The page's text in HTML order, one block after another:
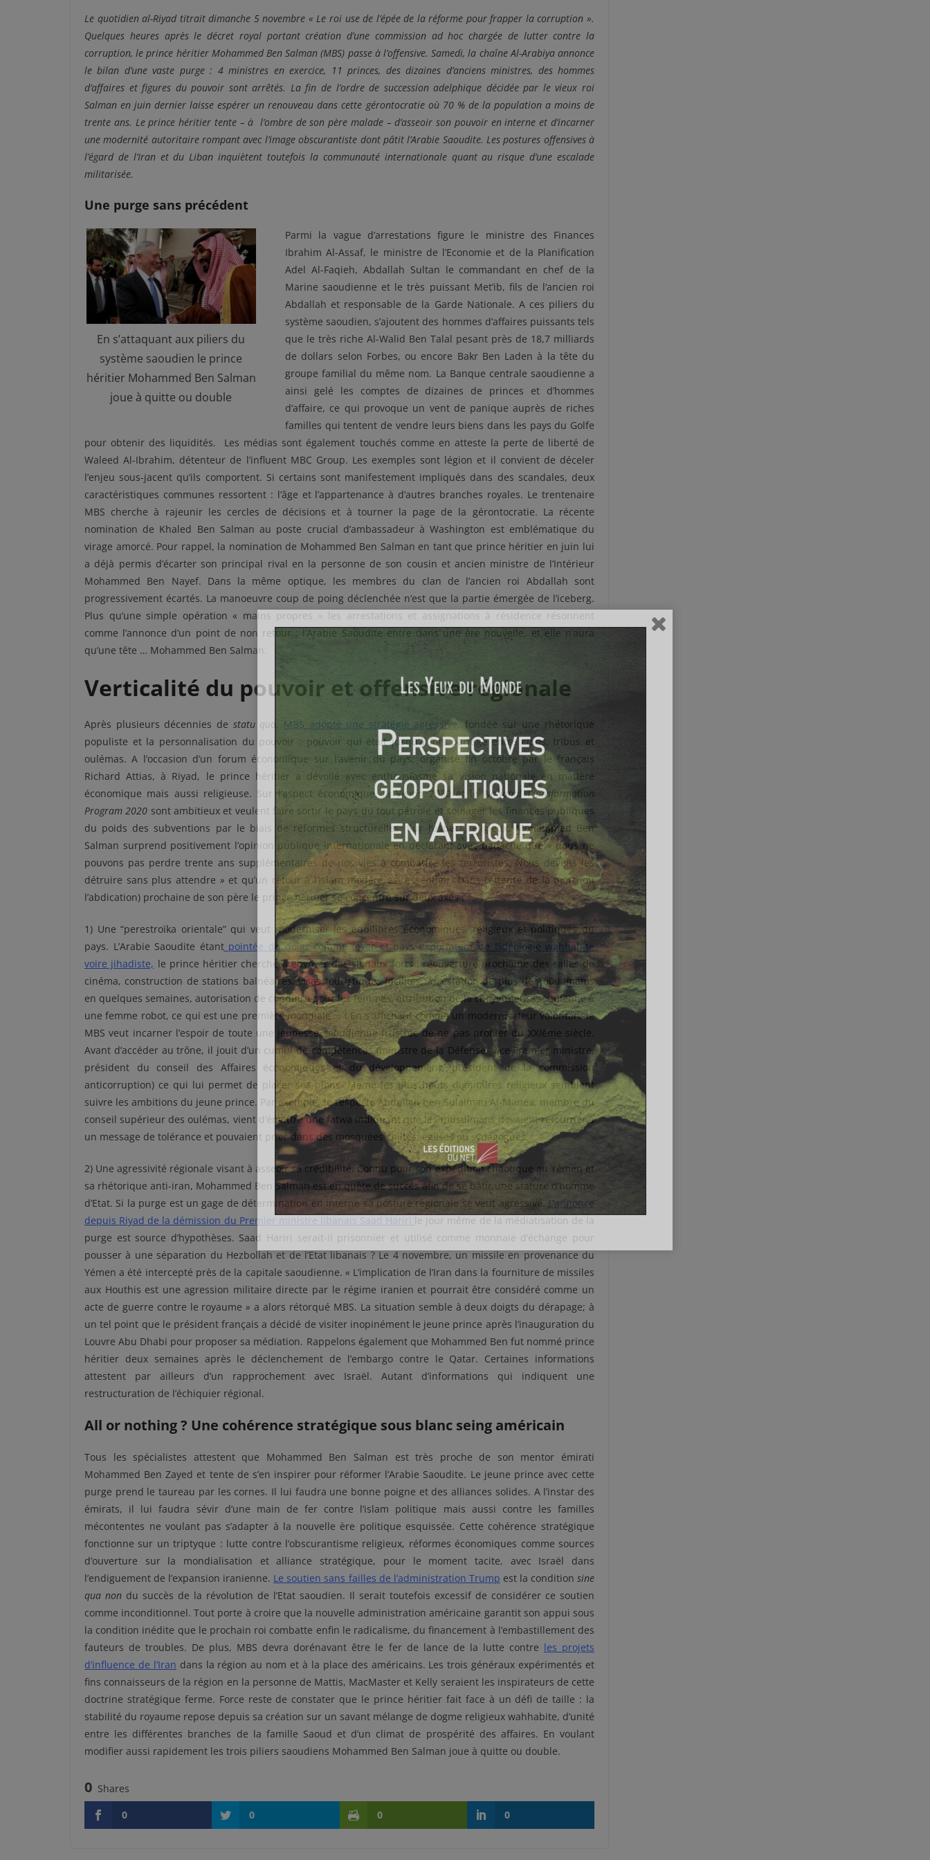
Le quotidien al-Riyad titrait dimanche 5 novembre « Le roi use de l’épée de la réforme pour frapper la corruption ».
Quelques heures après le décret royal portant création d’une commission ad hocchargée de lutter contre la
corruption, le prince héritier Mohammed Ben Salman (MBS) passe à l’offensive. Samedi, la chaîne Al-Arabiya annonce
le bilan d’une vaste purge : 4 ministres en exercice, 11 princes, des dizaines d’anciens ministres, des hommes
d’affaires et figures du pouvoir sont arrêtés. La fin de l’ordre de succession adelphique décidée par le vieux roi
Salman en juin dernier laisse espérer un renouveau dans cette gérontocratie où 70 % de la population a moins de
trente ans. Le prince héritier tente – à l’ombre de son père malade – d’asseoir son pouvoir en interne et d’incarner
une modernité autoritaire rompant avec l’image obscurantiste dont pâtit l’Arabie Saoudite. Les postures offensives à
l’égard de l’Iran et du Liban inquiètent toutefois la communauté internationale quant au risque d’une escalade
militarisée.
Une purge sans précédent
En s’attaquant aux piliers du
système saoudien le prince
héritier Mohammed Ben Salman
joue à quitte ou double
Parmi la vague d’arrestations figure le ministre des Finances
Ibrahim Al-Assaf, le ministre de l’Economie et de la Planification
Adel Al-Faqieh, Abdallah Sultan le commandant en chef de la
Marine saoudienne et le très puissant Met’ib, fils de l’ancien roi
Abdallah et responsable de la Garde Nationale. A ces piliers du
système saoudien, s’ajoutent des hommes d’affaires puissants tels
que le très riche Al-Walid Ben Talal pesant près de 18,7 milliards
de dollars selon Forbes, ou encore Bakr Ben Laden à la tête du
groupe familial du même nom. La Banque centrale saoudienne a
ainsi gelé les comptes de dizaines de princes et d’hommes
d’affaire, ce qui provoque un vent de panique auprès de riches
familles qui tentent de vendre leurs biens dans les pays du Golfe
pour obtenir des liquidités. Les médias sont également touchés comme en atteste la perte de liberté de
Waleed Al-Ibrahim, détenteur de l’influent MBC Group. Les exemples sont légion et il convient de déceler
l’enjeu sous-jacent qu’ils comportent. Si certains sont manifestement impliqués dans des scandales, deux
caractéristiques communes ressortent : l’âge et l’appartenance à d’autres branches royales. Le trentenaire
MBS cherche à rajeunir les cercles de décisions et à tourner la page de la gérontocratie. La récente
nomination de Khaled Ben Salman au poste crucial d’ambassadeur à Washington est emblématique du
virage amorcé. Pour rappel, la nomination de Mohammed Ben Salman en tant que prince héritier en juin lui
a déjà permis d’écarter son principal rival en la personne de son cousin et ancien ministre de l’Intérieur
Mohammed Ben Nayef. Dans la même optique, les membres du clan de l’ancien roi Abdallah sont
progressivement écartés. La manoeuvre coup de poing déclenchée n’est que la partie émergée de l’iceberg.
Plus qu’une simple opération « mains propres » les arrestations et assignations à résidence résonnent
comme l’annonce d’un point de non retour : l’Arabie Saoudite entre dans une ère nouvelle, et elle n’aura
qu’une tête … Mohammed Ben Salman.
Verticalité du pouvoir et offensive régionale
Après plusieurs décennies de statu quo, MBS adopte une stratégie agressive,fondée sur une rhétorique
populiste et la personnalisation du pouvoir ; pouvoir qui était jusqu’à lors partagé entre clans, tribus et
oulémas. A l’occasion d’un forum économique sur l’avenir du pays, organisé fin octobre par le français
Richard Attias, à Riyad, le prince héritier a dévoilé avec enthousiasme sa vision nationale en matière
économique mais aussi religieuse. Sur l’aspect économique, la Vision 2030 et leNational Transformation
Program 2020 sont ambitieux et veulent faire sortir le pays du tout pétrole et soulager les finances publiques
du poids des subventions par le biais de réformes structurelles. Sur l’aspect religieux, Mohammed Ben
Salman surprend positivement l’opinion publique internationale en déclarant avec panache que«nous ne
pouvons pas perdre trente ans supplémentaires de nos vies à combattre les terroristes. Nous devons les
détruire sans plus attendre » et qu’un retour à l’Islam modéré est essentiel. Dans l’attente de la mort (ou
l’abdication) prochaine de son père le prince héritier se concentre sur deux axes :
1) Une “perestroïka orientale” qui veut moderniser les équilibres économiques, religieux et politiques du
pays. L’Arabie Saoudite étantpointée du doigt comme foyer et pays exportateur de l’idéologie wahhabite
voire jihadiste, le prince héritier cherche à envoyer des signaux forts : réouverture prochaine des salles de
cinéma, construction de stations balnéaires, visas touristiques facilités, arrestation de plus de 1000 imams
en quelques semaines, autorisation de conduire pour les femmes, attribution de la citoyenneté saoudienne à
une femme robot, ce qui est une première mondiale … ! En s’affichant comme un modernisateur volontariste
MBS veut incarner l’espoir de toute une jeunesse saoudienne frustrée de ne pas profiter du XXIème siècle.
Avant d’accéder au trône, il jouit d’un cumul de compétences (ministre de la Défense, vice Premier ministre,
président du conseil des Affaires économiques et du développement, président de la commission
anticorruption) ce qui lui permet de placer ses pions. Même les plus hauts dignitaires religieux semblent
suivre les ambitions du jeune prince. Par exemple, le respecté Abdullah ben Sulaiman Al-Manea, membre du
conseil supérieur des oulémas, vient d’émettre une fatwa indiquant que les musulmans devaient retourner à
un message de tolérance et pouvaient prier dans des mosquées chiites, églises ou synagogues.
2) Une agressivité régionale visant à asseoir sa crédibilité. Connu pour son expédition chaotique au Yémen et
sa rhétorique anti-iran, Mohammed Ben Salman est en quête de succès afin de se bâtir une stature d’homme
d’Etat. Si la purge est un gage de détermination en interne sa posture régionale se veut agressive. L’annonce
depuis Riyad de la démission du Premier ministre libanais Saad Hariri le jour même de la médiatisation de la
purge est source d’hypothèses. Saad Hariri serait-il prisonnier et utilisé comme monnaie d’échange pour
pousser à une séparation du Hezbollah et de l’Etat libanais ? Le 4 novembre, un missile en provenance du
Yémen a été intercepté près de la capitale saoudienne. « L’implication de l’Iran dans la fourniture de missiles
aux Houthis est une agression militaire directe par le régime iranien et pourrait être considéré comme un
acte de guerre contre le royaume»a alors rétorqué MBS. La situation semble à deux doigts du dérapage; à
un tel point que le président français a décidé de visiter inopinément le jeune prince après l’inauguration du
Louvre Abu Dhabi pour proposer sa médiation. Rappelons également que Mohammed Ben fut nommé prince
héritier deux semaines après le déclenchement de l’embargo contre le Qatar. Certaines informations
attestent par ailleurs d’un rapprochement avec Israël. Autant d’informations qui indiquent une
restructuration de l’échiquier régional.
All or nothing ? Une cohérence stratégique sous blanc seing américain
Tous les spécialistes attestent que Mohammed Ben Salman est très proche de son mentor émirati
Mohammed Ben Zayed et tente de s’en inspirer pour réformer l’Arabie Saoudite. Le jeune prince avec cette
purge prend le taureau par les cornes. Il lui faudra une bonne poigne et des alliances solides. A l’instar des
émirats, il lui faudra sévir d’une main de fer contre l’islam politique mais aussi contre les familles
mécontentes ne voulant pas s’adapter à la nouvelle ère politique esquissée. Cette cohérence stratégique
fonctionne sur un triptyque : lutte contre l’obscurantisme religieux, réformes économiques comme sources
d’ouverture sur la mondialisation et alliance stratégique, pour le moment tacite, avec Israël dans
l’endiguement de l’expansion iranienne. Le soutien sans failles de l’administration Trump est la conditionsine
qua non du succès de la révolution de l’Etat saoudien. Il serait toutefois excessif de considérer ce soutien
comme inconditionnel. Tout porte à croire que la nouvelle administration américaine garantit son appui sous
la condition inédite que le prochain roi combatte enfin le radicalisme, du financement à l’embastillement des
fauteurs de troubles. De plus, MBS devra dorénavant être le fer de lance de la lutte contre les projets
d’influence de l’Iran dans la région au nom et à la place des américains. Les trois généraux expérimentés et
fins connaisseurs de la région en la personne de Mattis, MacMaster et Kelly seraient les inspirateurs de cette
doctrine stratégique ferme. Force reste de constater que le prince héritier fait face à un défi de taille : la
stabilité du royaume repose depuis sa création sur un savant mélange de dogme religieux wahhabite, d’unité
entre les différentes branches de la famille Saoud et d’un climat de prospérité des affaires. En voulant
modifier aussi rapidement les trois piliers saoudiens Mohammed Ben Salman joue à quitte ou double.
0 Shares
0
0 0 0